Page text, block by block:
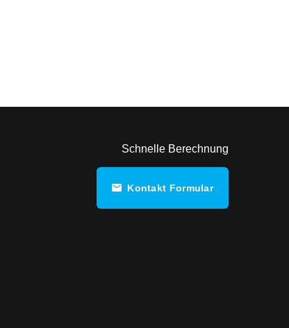
Schnelle Berechnung
Kontakt Formular